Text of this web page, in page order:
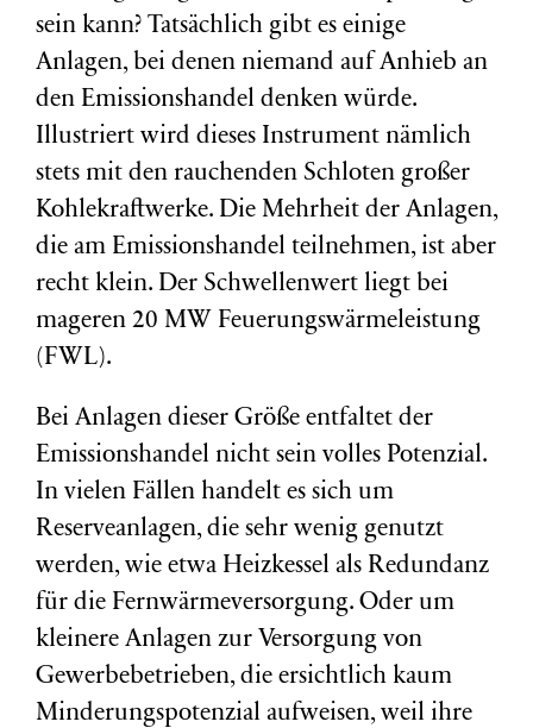
sein kann? Tatsächlich gibt es einige
Anlagen, bei denen niemand auf Anhieb an
den Emissionshandel denken würde.
Illustriert wird dieses Instrument nämlich
stets mit den rauchenden Schloten großer
Kohlekraftwerke. Die Mehrheit der Anlagen,
die am Emissionshandel teilnehmen, ist aber
recht klein. Der Schwellenwert liegt bei
mageren 20 MW Feuerungswärmeleistung
(FWL).
Bei Anlagen dieser Größe entfaltet der
Emissionshandel nicht sein volles Potenzial.
In vielen Fällen handelt es sich um
Reserveanlagen, die sehr wenig genutzt
werden, wie etwa Heizkessel als Redundanz
für die Fernwärmeversorgung. Oder um
kleinere Anlagen zur Versorgung von
Gewerbebetrieben, die ersichtlich kaum
Minderungspotenzial aufweisen, weil ihre